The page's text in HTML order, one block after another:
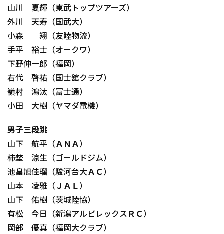
山川 夏輝（東武トップツアーズ）
外川 天寿（国武大）
小森 翔（友睦物流）
手平 裕士（オークワ）
下野伸一郎（福岡）
右代 啓祐（国士舘クラブ）
嶺村 鴻汰（富士通）
小田 大樹（ヤマダ電機）
男子三段跳
山下 航平（ＡＮＡ）
柿埜 涼生（ゴールドジム）
池畠旭佳瑠（駿河台大ＡＣ）
山本 凌雅（ＪＡＬ）
山下 佑樹（茨城陸協）
有松 今日（新潟アルビレックスＲＣ）
岡部 優真（福岡大クラブ）